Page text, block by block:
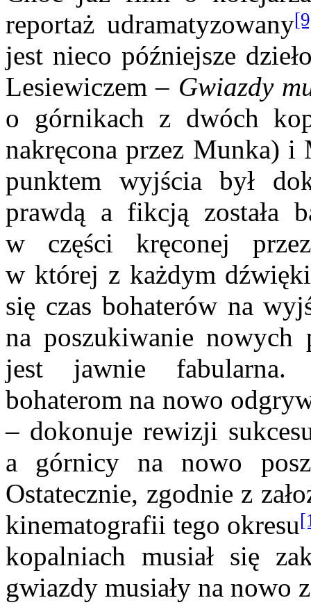
reportaż udramatyzowany
jest nieco późniejsze
Lesiewiczem – Gwiazdy
o górnikach z dwóch
nakręcona przez Munka) i
punktem wyjścia był
prawdą a fikcją została
w części kręconej
w której z każdym
się czas bohaterów na
na poszukiwanie nowych
jest jawnie fabularna.
bohaterom na nowo
– dokonuje rewizji
a górnicy na nowo
Ostatecznie, zgodnie z
kinematografii tego okresu
kopalniach musiał się
gwiazdy musiały na nowo